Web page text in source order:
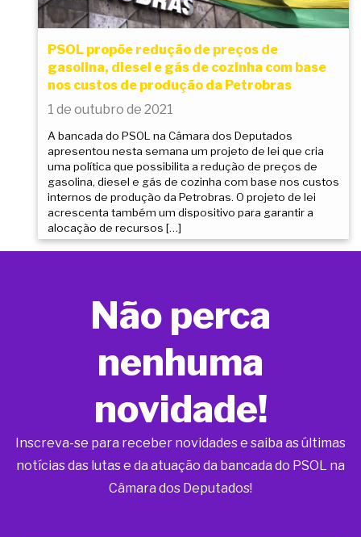
PSOL propõe redução de preços de
gasolina, diesel e gás de cozinha com base
nos custos de produção da Petrobras
1 de outubro de 2021
A bancada do PSOL na Câmara dos Deputados
apresentou nesta semana um projeto de lei que cria
uma política que possibilita a redução de preços de
gasolina, diesel e gás de cozinha com base nos custos
internos de produção da Petrobras. O projeto de lei
acrescenta também um dispositivo para garantir a
alocação de recursos […]
Não perca
nenhuma
novidade!
Inscreva-se para receber novidades e saiba as últimas
notícias das lutas e da atuação da bancada do PSOL na
Câmara dos Deputados!